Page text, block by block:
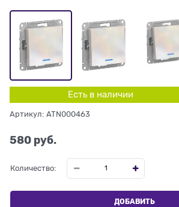
Есть в наличии
Артикул: ATN000463
580 руб.
Количество:
ДОБАВИТЬ